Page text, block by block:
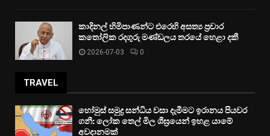
කාදිනල් හිමිපාණන්ට එරෙහි අසත්‍ය ප්‍රචාර
කතෝලික රදගුරු මණ්ඩලය තරයේ හෙළා දකී
2026-07-03 0
TRAVEL
හෝමුස් සමුද්‍ර සන්ධිය වසා දැමීමට ඉරානය පියවර
ගනී: ලෝක තෙල් මිල ශීඝ්‍රයෙන් ඉහළ යාමේ
අවදානමක්